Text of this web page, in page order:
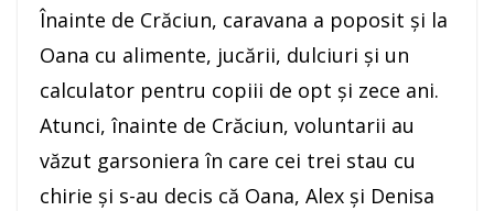
Înainte de Crăciun, caravana a poposit şi la
Oana cu alimente, jucării, dulciuri şi un
calculator pentru copiii de opt şi zece ani.
Atunci, înainte de Crăciun, voluntarii au
văzut garsoniera în care cei trei stau cu
chirie şi s-au decis că Oana, Alex şi Denisa